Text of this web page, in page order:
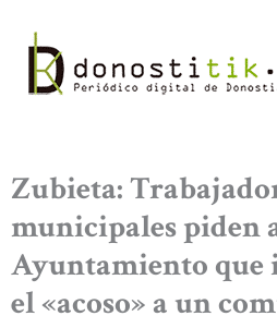
contenido
Zubieta:
municipales piden
Ayuntamiento que
el «acoso» a un